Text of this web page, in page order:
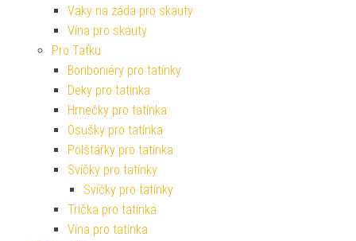
Vaky na záda pro skauty
Vína pro skauty
Pro Taťku
Bonboniéry pro tatínky
Deky pro tatínka
Hrnečky pro tatínka
Osušky pro tatínka
Polštářky pro tatínka
Svíčky pro tatínky
Svíčky pro tatínky
Trička pro tatínka
Vína pro tatínka